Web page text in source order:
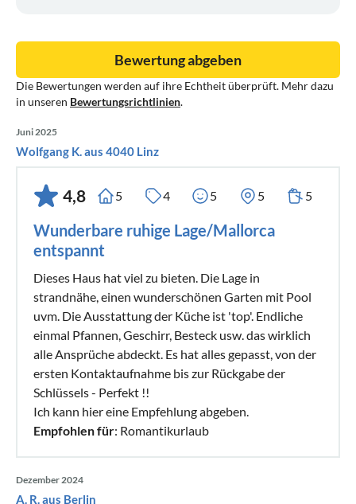
Die Bewertungen werden auf ihre Echtheit überprüft. Mehr dazu
in unseren Bewertungsrichtlinien.
Bewertung abgeben
Juni 2025
Wolfgang K. aus 4040 Linz
4,8 5 4 5 5 5
Wunderbare ruhige Lage/Mallorca
entspannt
Dieses Haus hat viel zu bieten. Die Lage in
strandnähe, einen wunderschönen Garten mit Pool
uvm. Die Ausstattung der Küche ist 'top'. Endliche
einmal Pfannen, Geschirr, Besteck usw. das wirklich
alle Ansprüche abdeckt. Es hat alles gepasst, von der
ersten Kontaktaufnahme bis zur Rückgabe der
Schlüssels - Perfekt !!
Ich kann hier eine Empfehlung abgeben.
Empfohlen für: Romantikurlaub
Dezember 2024
A. R. aus Berlin